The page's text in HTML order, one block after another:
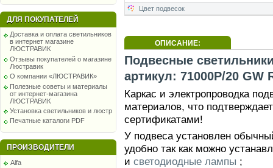
ДЛЯ ПОКУПАТЕЛЕЙ
Доставка и оплата светильников
в интернет магазине
ЛЮСТРАВИК
Отзывы покупателей о магазине
Люстравик
О компании «ЛЮСТРАВИК»
Полезные советы и материалы
от интернет-магазина
ЛЮСТРАВИК
Установка светильников и люстр
Печатные каталоги PDF
ПРОИЗВОДИТЕЛИ
Alfa
Цвет подвесок
ОПИСАНИЕ:
Подвесные
артикул: 71000P/20 GW
Каркас и электропроводка
материалов, что
сертификатами!
У подвеса установлен
удобно так как можно
и светодиодные лампы ;